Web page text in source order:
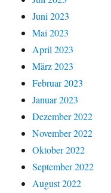
Juni 2023
Mai 2023
April 2023
März 2023
Februar 2023
Januar 2023
Dezember 2022
November 2022
Oktober 2022
September 2022
August 2022